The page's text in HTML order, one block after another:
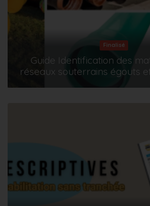
Finalisé
Guide Identification des
réseaux souterrains égouts